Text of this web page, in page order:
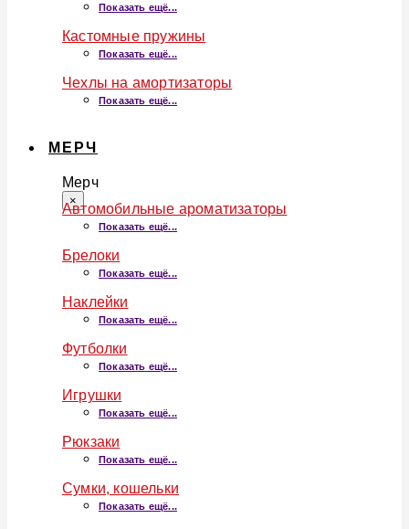
Показать ещё...
Кастомные пружины
Показать ещё...
Чехлы на амортизаторы
Показать ещё...
МЕРЧ
Мерч
×
Автомобильные ароматизаторы
Показать ещё...
Брелоки
Показать ещё...
Наклейки
Показать ещё...
Футболки
Показать ещё...
Игрушки
Показать ещё...
Рюкзаки
Показать ещё...
Сумки, кошельки
Показать ещё...